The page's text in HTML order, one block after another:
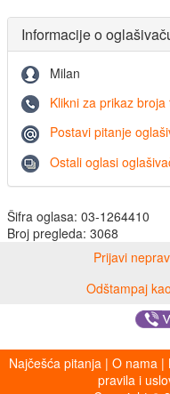
Informacije o
Milan
Klikni za prikaz
Postavi pitanje
Ostali oglasi
Šifra oglasa: 03-1264410
Broj pregleda: 3068
Prijavi
Odštampaj
Najčešća pitanja | O nama |
pravila i